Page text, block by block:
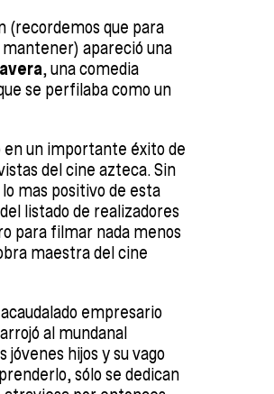
(recordemos que para
apareció una
, una comedia
se perfilaba como un
en un importante éxito de
del cine azteca. Sin
mas positivo de esta
listado de realizadores
para filmar nada menos
maestra del cine
empresario
al mundanal
jóvenes hijos y su vago
sólo se dedican